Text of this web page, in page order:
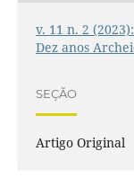
v. 11 n. 2
Dez anos
SEÇÃO
Artigo Original